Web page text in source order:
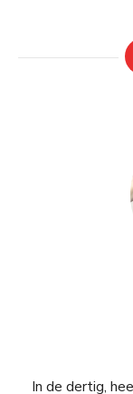
In de dertig,